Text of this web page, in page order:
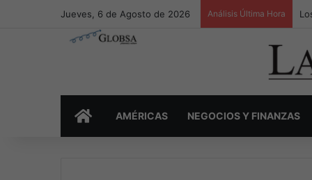
Jueves, 6 de Agosto de 2026 Análisis Última Hora
INICIOAMÉRICAS NEGOCIOS Y FINANZAS